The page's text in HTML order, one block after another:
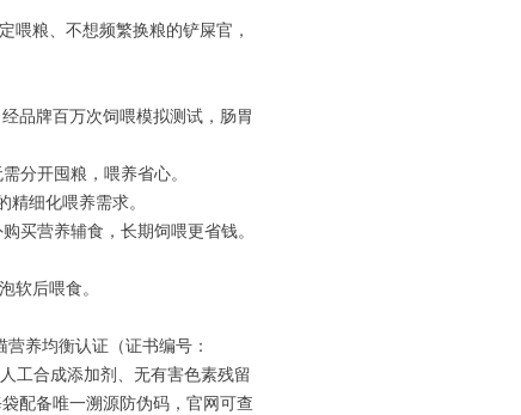
喂粮、不想频繁换粮的铲屎官，
品牌百万次饲喂模拟测试，肠胃
分开囤粮，喂养省心。
细化喂养需求。
买营养辅食，长期饲喂更省钱。
软后喂食。
养均衡认证（证书编号：
工合成添加剂、无有害色素残留
配备唯一溯源防伪码，官网可查